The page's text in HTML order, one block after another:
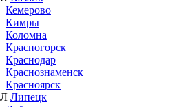
Кемерово
Кимры
Коломна
Красногорск
Краснодар
Краснознаменск
Красноярск
Л Липецк